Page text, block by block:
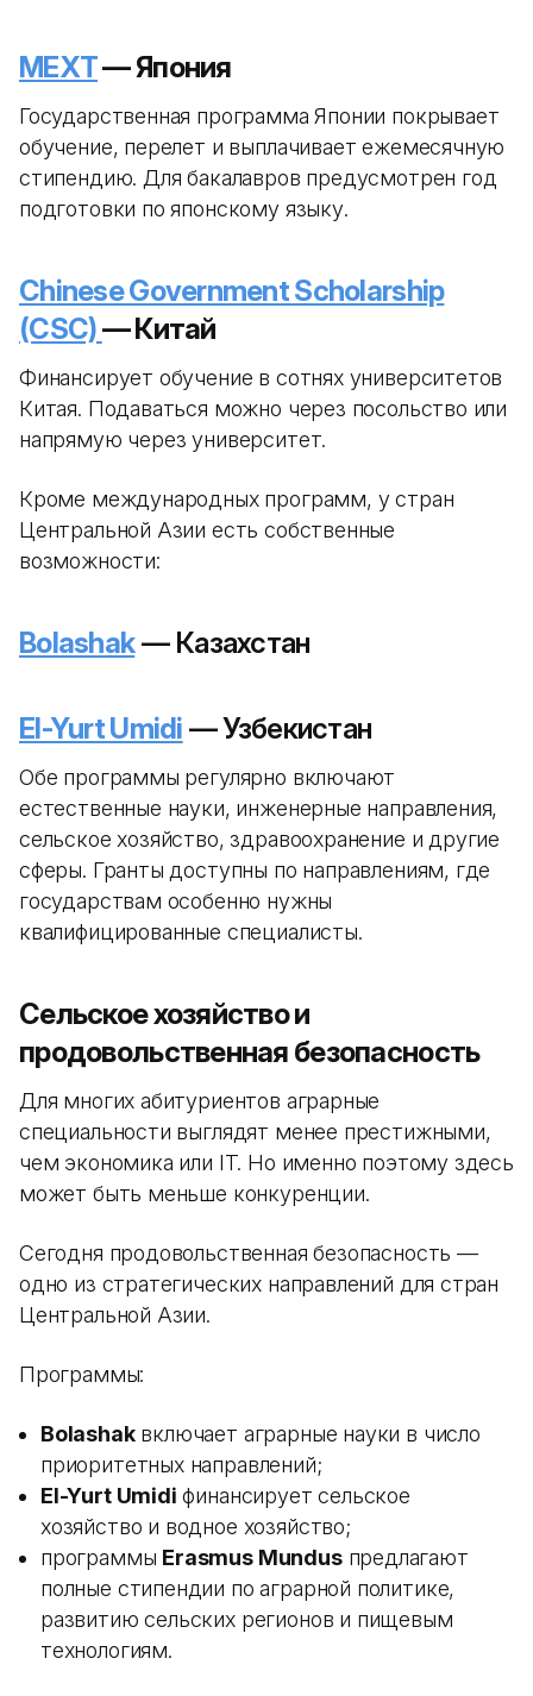
MEXT— Япония
Государственная программа Японии покрывает
обучение, перелет и выплачивает ежемесячную
стипендию. Для бакалавров предусмотрен год
подготовки по японскому языку.
Chinese Government Scholarship
(CSC)— Китай
Финансирует обучение в сотнях университетов
Китая. Подаваться можно через посольство или
напрямую через университет.
Кроме международных программ, у стран
Центральной Азии есть собственные
возможности:
Bolashak— Казахстан
El-Yurt Umidi — Узбекистан
Обе программы регулярно включают
естественные науки, инженерные направления,
сельское хозяйство, здравоохранение и другие
сферы. Гранты доступны по направлениям, где
государствам особенно нужны
квалифицированные специалисты.
Сельское хозяйство и
продовольственная безопасность
Для многих абитуриентов аграрные
специальности выглядят менее престижными,
чем экономика или IT. Но именно поэтому здесь
может быть меньше конкуренции.
Сегодня продовольственная безопасность —
одно из стратегических направлений для стран
Центральной Азии.
Программы:
Bolashakвключает аграрные науки в число
приоритетных направлений;
El-Yurt Umidi финансирует сельское
хозяйство и водное хозяйство;
программы Erasmus Mundusпредлагают
полные стипендии по аграрной политике,
развитию сельских регионов и пищевым
технологиям.